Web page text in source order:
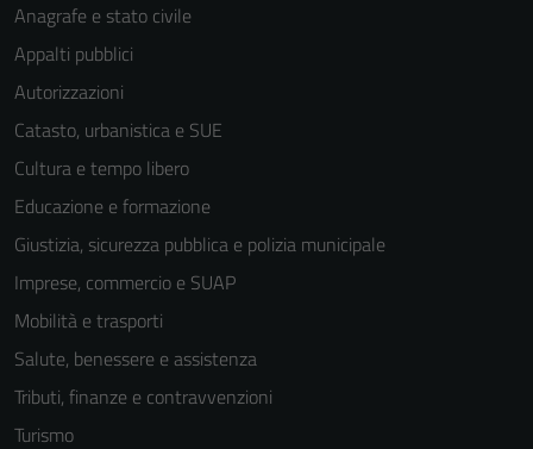
Anagrafe e stato civile
Appalti pubblici
Autorizzazioni
Catasto, urbanistica e SUE
Cultura e tempo libero
Educazione e formazione
Giustizia, sicurezza pubblica e polizia municipale
Imprese, commercio e SUAP
Mobilità e trasporti
Salute, benessere e assistenza
Tributi, finanze e contravvenzioni
Turismo
del sito e non